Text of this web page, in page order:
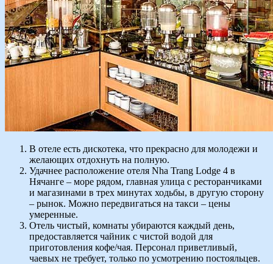
В отеле есть дискотека, что прекрасно для молодежи и
желающих отдохнуть на полную.
Удачнее расположение отеля Nha Trang Lodge 4 в
Нячанге – море рядом, главная улица с ресторанчиками
и магазинами в трех минутах ходьбы, в другую сторону
– рынок. Можно передвигаться на такси – цены
умеренные.
Отель чистый, комнаты убираются каждый день,
предоставляется чайник с чистой водой для
приготовления кофе/чая. Персонал приветливый,
чаевых не требует, только по усмотрению постояльцев.